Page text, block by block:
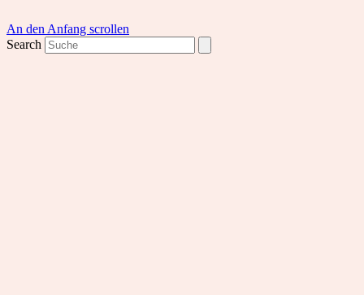
An den Anfang scrollen
Search